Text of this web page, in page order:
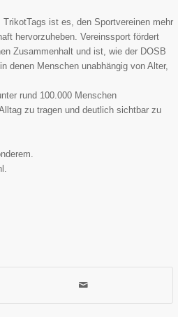
ist es, den Sportvereinen mehr
hervorzuheben. Vereinssport fördert
Zusammenhalt und ist, wie der DOSB
denen Menschen unabhängig von Alter,
rund 100.000 Menschen
zu tragen und deutlich sichtbar zu